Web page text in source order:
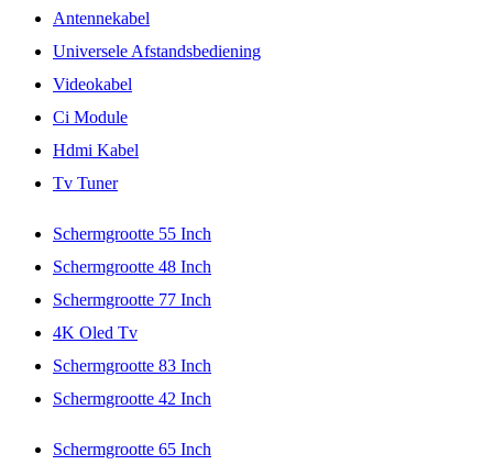
Antennekabel
Universele Afstandsbediening
Videokabel
Ci Module
Hdmi Kabel
Tv Tuner
Schermgrootte 55 Inch
Schermgrootte 48 Inch
Schermgrootte 77 Inch
4K Oled Tv
Schermgrootte 83 Inch
Schermgrootte 42 Inch
Schermgrootte 65 Inch